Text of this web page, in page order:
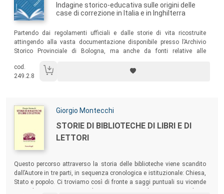
Indagine storico-educativa sulle origini delle
case di correzione in Italia e in Inghilterra
Partendo dai regolamenti ufficiali e dalle storie di vita ricostruite
attingendo alla vasta documentazione disponibile presso l’Archivio
Storico Provinciale di Bologna, ma anche da fonti relative alle
presente volume analizza le modalità educative, i principi e le finalità
vigenti nelle case di correzione.
cod.
249.2.8
Autori:
Giorgio Montecchi
Titolo:
STORIE DI BIBLIOTECHE DI LIBRI E DI
LETTORI
Questo percorso attraverso la storia delle biblioteche viene scandito
dall’Autore in tre parti, in sequenza cronologica e istituzionale: Chiesa,
Stato e popolo. Ci troviamo così di fronte a saggi puntuali su vicende